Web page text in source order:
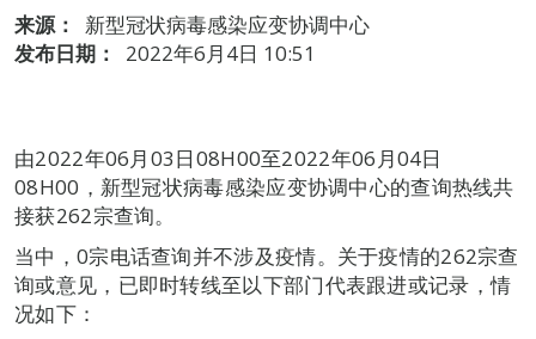
来源：
新型冠状病毒感染应变协调中心
发布日期：
2022年6月4日 10:51
由2022年06月03日08H00至2022年06月04日
08H00，新型冠状病毒感染应变协调中心的查询热线共
接获262宗查询。
当中，0宗电话查询并不涉及疫情。关于疫情的262宗查
询或意见，已即时转线至以下部门代表跟进或记录，情
况如下：